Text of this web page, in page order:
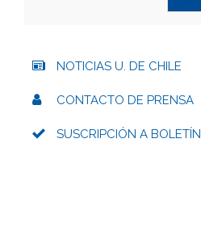
NOTICIAS U. DE CHILE
CONTACTO DE PRENSA
SUSCRIPCIÓN A BOLETÍN